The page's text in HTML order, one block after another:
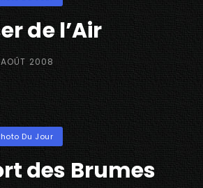
de l’Air
2008
Du Jour
des Brumes